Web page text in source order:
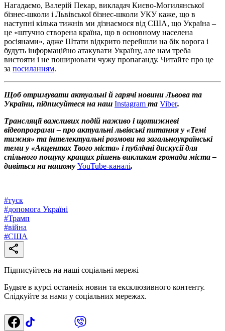
Нагадаємо, Валерій Пекар, викладач Києво-Могилянської
бізнес-школи і Львівської бізнес-школи УКУ каже, що в
наступні кілька тижнів ми дізнаємося від США, що Україна –
це «штучно створена країна, що в основному населена
росіянами», адже Штати відкрито перейшли на бік ворога і
будуть інформаційно атакувати Україну, але нам треба
вистояти і не поширювати чужу пропаганду. Читайте про це
за посиланням.
Щоб отримувати актуальні й гарячі новини Львова та
України, підписуйтеся на наш Instagram та Viber.
Трансляції важливих подій наживо і щотижневі
відеопрограми – про актуальні львівські питання у «Темі
тижня» та інтелектуальні розмови на загальноукраїнські
теми у «Акцентах Твого міста» і публічні дискусії для
спільного пошуку кращих рішень викликам громади міста –
дивіться на нашому YouTube-каналі.
#туск
#допомога Україні
#Трамп
#війна
#США
Підписуйтесь на наші соціальні мережі
Будьте в курсі останніх новин та ексклюзивного контенту.
Слідкуйте за нами у соціальних мережах.